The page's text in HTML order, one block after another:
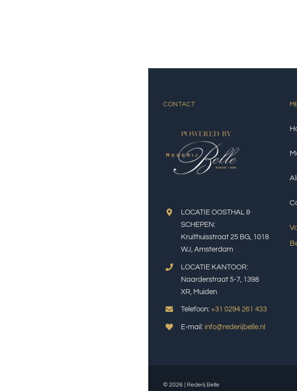
CONTACT
LOCATIE OOSTHAL &
SCHEPEN:
Kruithuisstraat 25 BG, 1018
WJ, Amsterdam
LOCATIE KANTOOR:
Naarderstraat 5-7, 1398
XR, Muiden
Telefoon: +31 0294 261 433
E-mail: info@rederijbelle.nl
© 2026 | Rederij Belle